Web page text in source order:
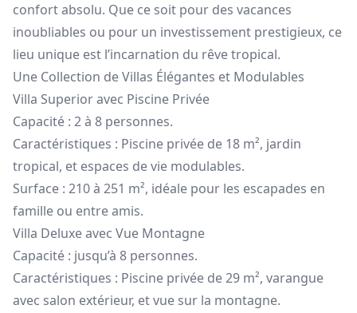
confort absolu. Que ce soit pour des vacances
inoubliables ou pour un investissement prestigieux, ce
lieu unique est l’incarnation du rêve tropical.
Une Collection de Villas Élégantes et Modulables
Villa Superior avec Piscine Privée
Capacité : 2 à 8 personnes.
Caractéristiques : Piscine privée de 18 m², jardin
tropical, et espaces de vie modulables.
Surface : 210 à 251 m², idéale pour les escapades en
famille ou entre amis.
Villa Deluxe avec Vue Montagne
Capacité : jusqu’à 8 personnes.
Caractéristiques : Piscine privée de 29 m², varangue
avec salon extérieur, et vue sur la montagne.